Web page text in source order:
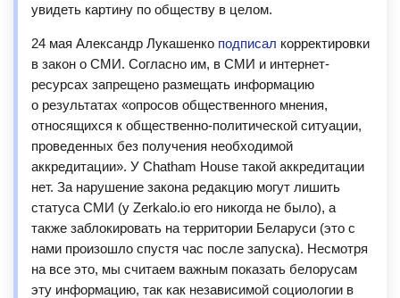
увидеть картину по обществу в целом.
24 мая Александр Лукашенко подписал корректировки
в закон о СМИ. Согласно им, в СМИ и интернет-
ресурсах запрещено размещать информацию
о результатах «опросов общественного мнения,
относящихся к общественно-политической ситуации,
проведенных без получения необходимой
аккредитации». У Chatham House такой аккредитации
нет. За нарушение закона редакцию могут лишить
статуса СМИ (у Zerkalo.io его никогда не было), а
также заблокировать на территории Беларуси (это с
нами произошло спустя час после запуска). Несмотря
на все это, мы считаем важным показать белорусам
эту информацию, так как независимой социологии в